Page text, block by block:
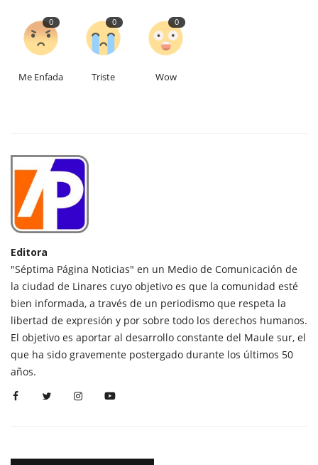
0
Me Enfada
0
Triste
0
Wow
Editora
"Séptima Página Noticias" en un Medio de Comunicación de
la ciudad de Linares cuyo objetivo es que la comunidad esté
bien informada, a través de un periodismo que respeta la
libertad de expresión y por sobre todo los derechos humanos.
El objetivo es aportar al desarrollo constante del Maule sur, el
que ha sido gravemente postergado durante los últimos 50
años.